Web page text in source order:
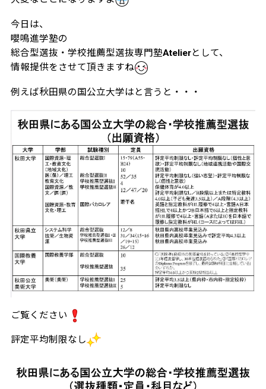
今日は、
嚶鳴進学塾の
総合型選抜・学校推薦型選抜専門塾Atelierとして、
情報提供をさせて頂きますね
例えば秋田県の国公立大学はと言うと・・・
ご覧ください
評定平均制限なし